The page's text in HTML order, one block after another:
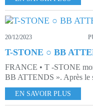
20/12/2023
T-STONE ○ BB
FRANCE • T -STONE
BB ATTENDS ». Après le
EN SAVOIR PLUS